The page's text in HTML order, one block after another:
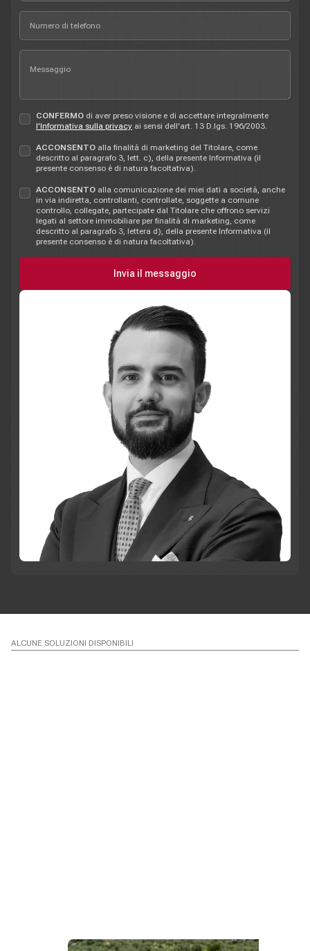
CONFERMO di aver preso visione e di accettare integralmente
l'Informativa sulla privacy ai sensi dell'art. 13 D.lgs. 196/2003.
ACCONSENTO alla finalità di marketing del Titolare, come
descritto al paragrafo 3, lett. c), della presente Informativa (il
presente consenso è di natura facoltativa).
ACCONSENTO alla comunicazione dei miei dati a società, anche
in via indiretta, controllanti, controllate, soggette a comune
controllo, collegate, partecipate dal Titolare che offrono servizi
legati al settore immobiliare per finalità di marketing, come
descritto al paragrafo 3, lettera d), della presente Informativa (il
presente consenso è di natura facoltativa).
Invia il messaggio
ALCUNE SOLUZIONI DISPONIBILI